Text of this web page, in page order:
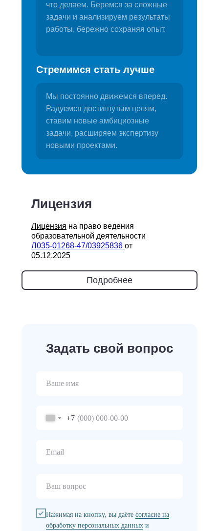
что делаем. Беремся за сложные
задачи и анализируем результаты
работы, бережно сохраняя опыт.
Стремимся стать лучше
Мы постоянно движемся вперед.
Радуемся достигнутым целям,
ставим новые амбициозные
задачи, расширяем экспертизу
новыми проектами.
Лицензия на право ведения
образовательной деятельности
Л035-01268-47/03925836 от
05.12.2025
Лицензия
Подробнее
+7
Нажимая на кнопку, вы даёте согласие на
обработку персональных данных и
Задать свой вопрос